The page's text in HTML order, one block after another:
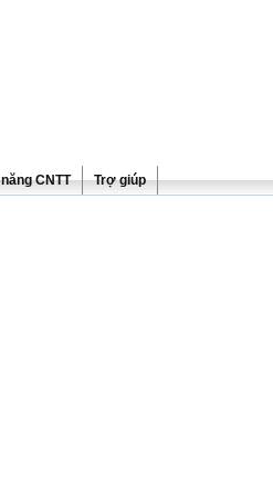
CNTT Trợ giúp